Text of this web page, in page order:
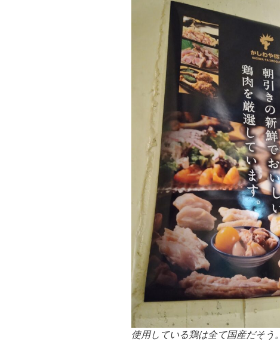
使用している鶏は全て国産だそう。